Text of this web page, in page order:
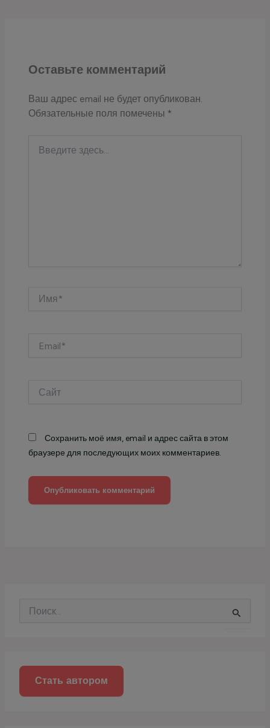
Оставьте комментарий
Ваш адрес email не будет опубликован.
Обязательные поля помечены *
здесь...
Сохранить моё имя, email и адрес сайта в этом
браузере для последующих моих комментариев.
Стать автором